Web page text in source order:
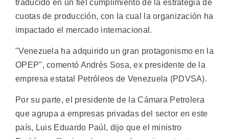
traducido en un fiel cumplimiento de la estrategia de
cuotas de producción, con la cual la organización ha
impactado el mercado internacional.
"Venezuela ha adquirido un gran protagonismo en la
OPEP", comentó Andrés Sosa, ex presidente de la
empresa estatal Petróleos de Venezuela (PDVSA).
Por su parte, el presidente de la Cámara Petrolera
que agrupa a empresas privadas del sector en este
país, Luis Eduardo Paúl, dijo que el ministro